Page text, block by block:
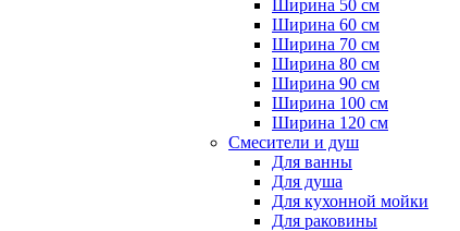
Ширина 50 см
Ширина 60 см
Ширина 70 см
Ширина 80 см
Ширина 90 см
Ширина 100 см
Ширина 120 см
Смесители и душ
Для ванны
Для душа
Для кухонной мойки
Для раковины